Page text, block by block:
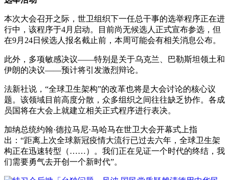
本次大会召开之际，世卫组织下一任总干事的选举程序正在进
行中，该程序于4月启动。目前尚无候选人正式宣布参选，但
在9月24日候选人报名截止前，本周可能会有相关消息公布。
此外，多项敏感决议——特别是关于乌克兰、巴勒斯坦领土和
伊朗的决议——预计将引发激烈辩论。
法新社说，“全球卫生架构”的改革也将是大会讨论的核心议
题。该领域目前高度分散，众多组织之间往往缺乏协作。各成
员国将在大会上就建立相关正式程序进行表决。
加纳总统约翰·德拉马尼·马哈马在世卫大会开幕式上指
出：“距离上次全球新冠疫情大流行已过去六年，全球卫生架
构正在迅速转型（……）。我们正在见证一个时代的终结，我
们需要勇气去开创一个新时代”。